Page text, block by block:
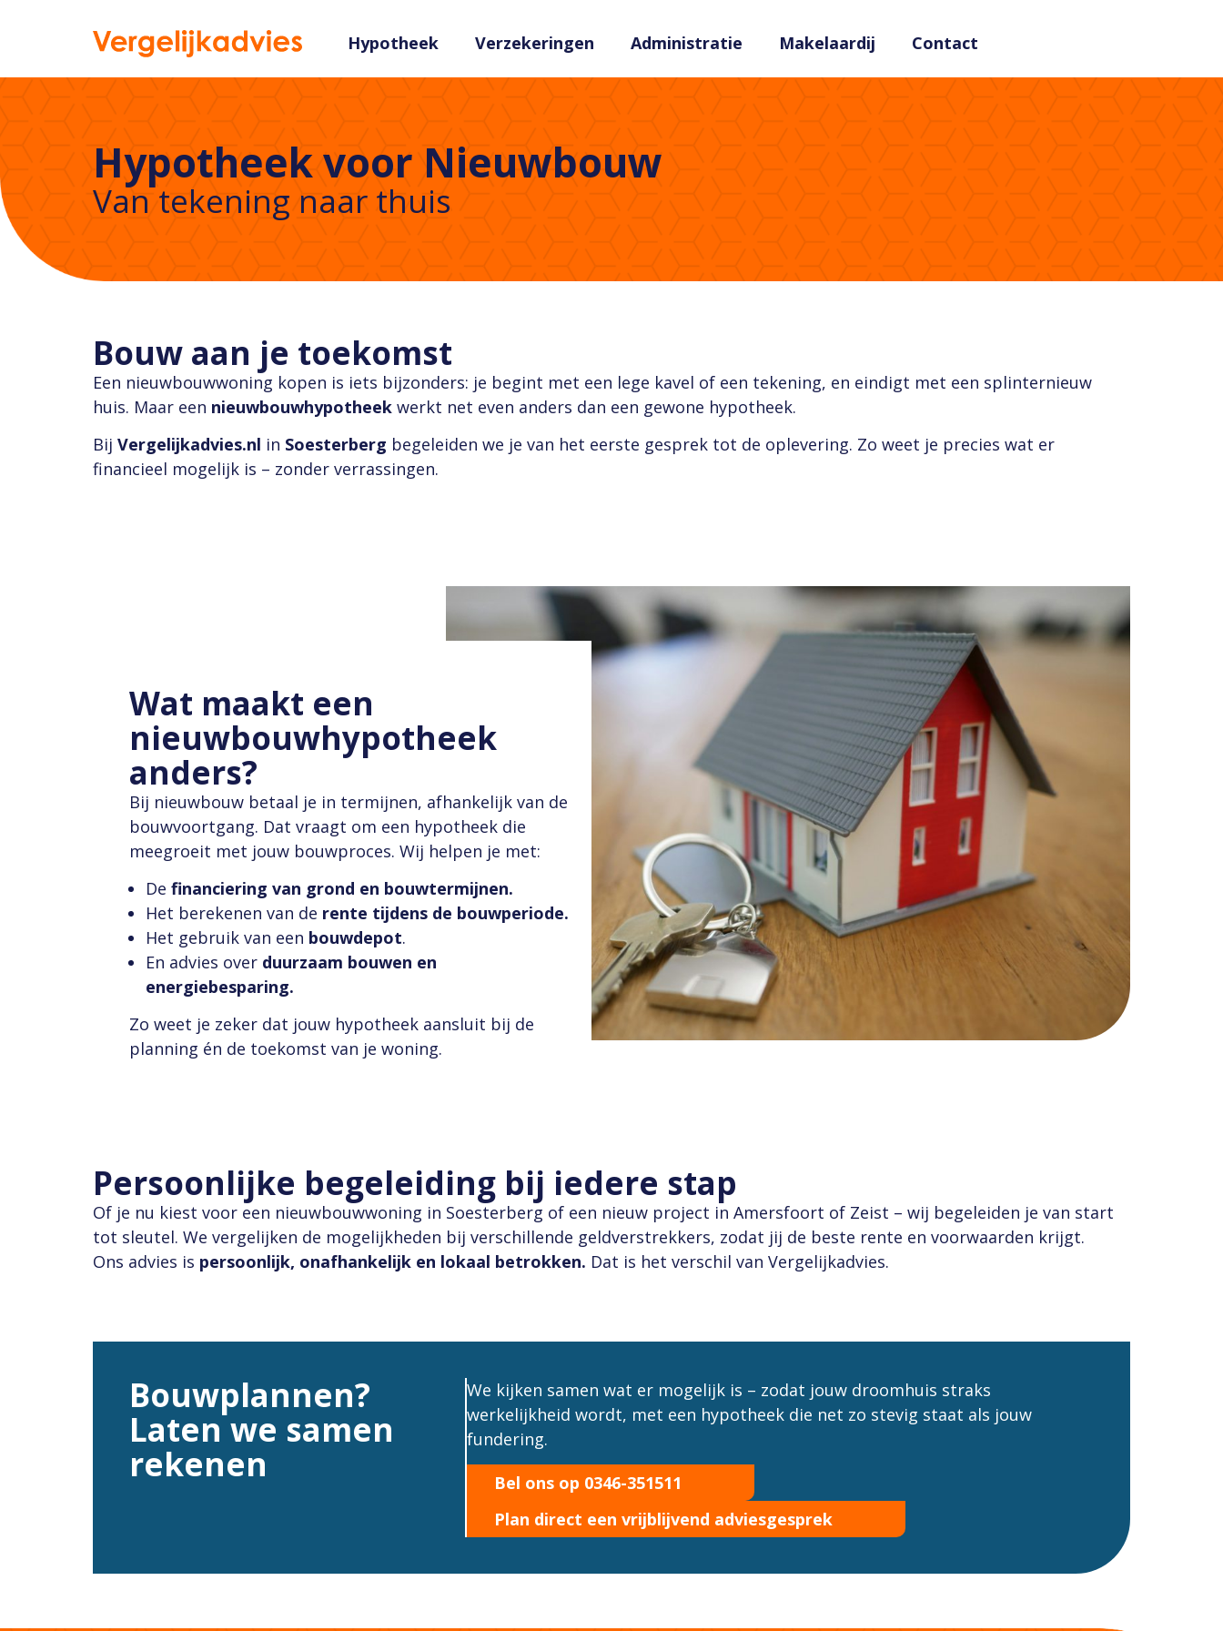
Hypotheek Verzekeringen Administratie Makelaardij Contact
Hypotheek voor Nieuwbouw
Van tekening naar thuis
Bouw aan je toekomst
Een nieuwbouwwoning kopen is iets bijzonders: je begint met een lege kavel of een tekening, en eindigt met een splinternieuw
huis. Maar een nieuwbouwhypotheek werkt net even anders dan een gewone hypotheek.
Bij Vergelijkadvies.nl in Soesterberg begeleiden we je van het eerste gesprek tot de oplevering. Zo weet je precies wat er
financieel mogelijk is – zonder verrassingen.
Wat maakt een
nieuwbouwhypotheek
anders?
Bij nieuwbouw betaal je in termijnen, afhankelijk van de
bouwvoortgang. Dat vraagt om een hypotheek die
meegroeit met jouw bouwproces. Wij helpen je met:
De financiering van grond en bouwtermijnen.
Het berekenen van de rente tijdens de bouwperiode.
Het gebruik van een bouwdepot.
En advies over duurzaam bouwen en
energiebesparing.
Zo weet je zeker dat jouw hypotheek aansluit bij de
planning én de toekomst van je woning.
Persoonlijke begeleiding bij iedere stap
Of je nu kiest voor een nieuwbouwwoning in Soesterberg of een nieuw project in Amersfoort of Zeist – wij begeleiden je van start
tot sleutel. We vergelijken de mogelijkheden bij verschillende geldverstrekkers, zodat jij de beste rente en voorwaarden krijgt.
Ons advies is persoonlijk, onafhankelijk en lokaal betrokken. Dat is het verschil van Vergelijkadvies.
Bouwplannen?
Laten we samen
rekenen
We kijken samen wat er mogelijk is – zodat jouw droomhuis straks
werkelijkheid wordt, met een hypotheek die net zo stevig staat als jouw
fundering.
Bel ons op 0346-351511
Plan direct een vrijblijvend adviesgesprek